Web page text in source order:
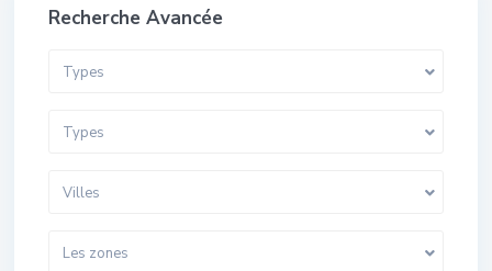
Recherche Avancée
Types
Types
Villes
Les zones